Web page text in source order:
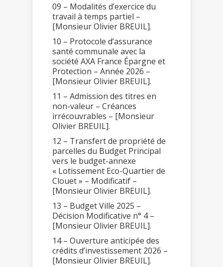
09 – Modalités d’exercice du
travail à temps partiel –
[Monsieur Olivier BREUIL].
10 – Protocole d’assurance
santé communale avec la
société AXA France Épargne et
Protection – Année 2026 –
[Monsieur Olivier BREUIL].
11 – Admission des titres en
non-valeur – Créances
irrécouvrables – [Monsieur
Olivier BREUIL].
12 – Transfert de propriété de
parcelles du Budget Principal
vers le budget-annexe
« Lotissement Eco-Quartier de
Clouet » – Modificatif –
[Monsieur Olivier BREUIL].
13 – Budget Ville 2025 –
Décision Modificative n° 4 –
[Monsieur Olivier BREUIL].
14 – Ouverture anticipée des
crédits d’investissement 2026 –
[Monsieur Olivier BREUIL].